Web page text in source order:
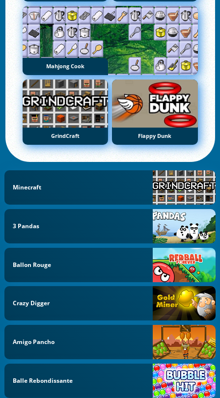
Mahjong Cook
GrindCraft Flappy Dunk
Minecraft
3 Pandas
Ballon Rouge
Crazy Digger
Amigo Pancho
Balle Rebondissante